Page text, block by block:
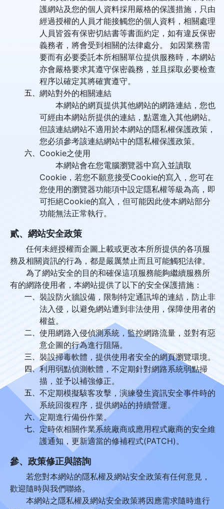
護網站及您的個人資料採用嚴格的保護措施，只由
經過授權的人員才能接觸您的個人資料，相關處理
人員皆簽有保密切結書等書面約定，如有違反保密
義務者，將會受到相關的法律處分。 如因業務需
要而有必要委託本所相關單位提供服務時，本網站
亦會嚴格要求其遵守保密義務，並且採取必要檢查
程序以確定其將確實遵守。
五、 網站對外的相關連結
本網站的網頁提供其他網站的網路連結，您也
可經由本網站所提供的連結，點選進入其他網站。
但該連結網站不適用於本網站的隱私權保護政策，
您必須參考該連結網站中的隱私權保護政策。
六、 Cookie之使用
本網站會在您電腦瀏覽器中寫入並讀取
Cookie，若您不願意接受Cookie的寫入，您可在
您使用的瀏覽器功能項中設定隱私權等級為高，即
可拒絕Cookie的寫入，但可能因此使本網站部分
功能無法正常執行。
貳、網站安全政策
任何未經授權而企圖上載或更改本所所提供的各項服
務及相關資訊的行為，都是嚴厲禁止而且可能觸犯法律。
為了網站安全的目的和確保這項服務能夠繼續服務所
有的網路使用者，本網站提供了以下的安全保護措施：
一、 裝設防火牆設備，限制特定通訊埠的連結，防止非
法入侵，以避免網站遭到非法使用，保障使用者的
權益。
二、 使用網路入侵偵測系統，監控網路流量，並對有惡
意企圖的行為進行阻隔。
三、 裝設掃毒軟體，提供使用者安全的網頁瀏覽環境。
四、利用弱點偵測軟體，不定期針對網路系統弱點掃
描，並予以補強修正。
五、 不定期模擬駭客攻擊，演練發生資訊安全事件時的
系統回復程序，提供網站的持續營運。
六、定期進行備份作業。
七、 定時依相關作業系統廠商或應用程式廠商的安全維
護通知，更新適當的修補程式(PATCH)。
參、政策修正與諮詢
若您對本網站的隱私權及網站安全政策有任何意見，
歡迎隨時與我們聯絡。
本網站之隱私權及網站安全政策將因應需求隨時進行